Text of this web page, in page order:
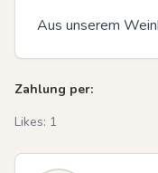
Aus unserem
Zahlung per:
Likes: 1